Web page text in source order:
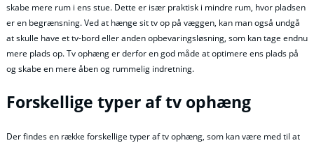
skabe mere rum i ens stue. Dette er især praktisk i mindre rum, hvor pladsen
er en begrænsning. Ved at hænge sit tv op på væggen, kan man også undgå
at skulle have et tv-bord eller anden opbevaringsløsning, som kan tage endnu
mere plads op. Tv ophæng er derfor en god måde at optimere ens plads på
og skabe en mere åben og rummelig indretning.
Forskellige typer af tv ophæng
Der findes en række forskellige typer af tv ophæng, som kan være med til at